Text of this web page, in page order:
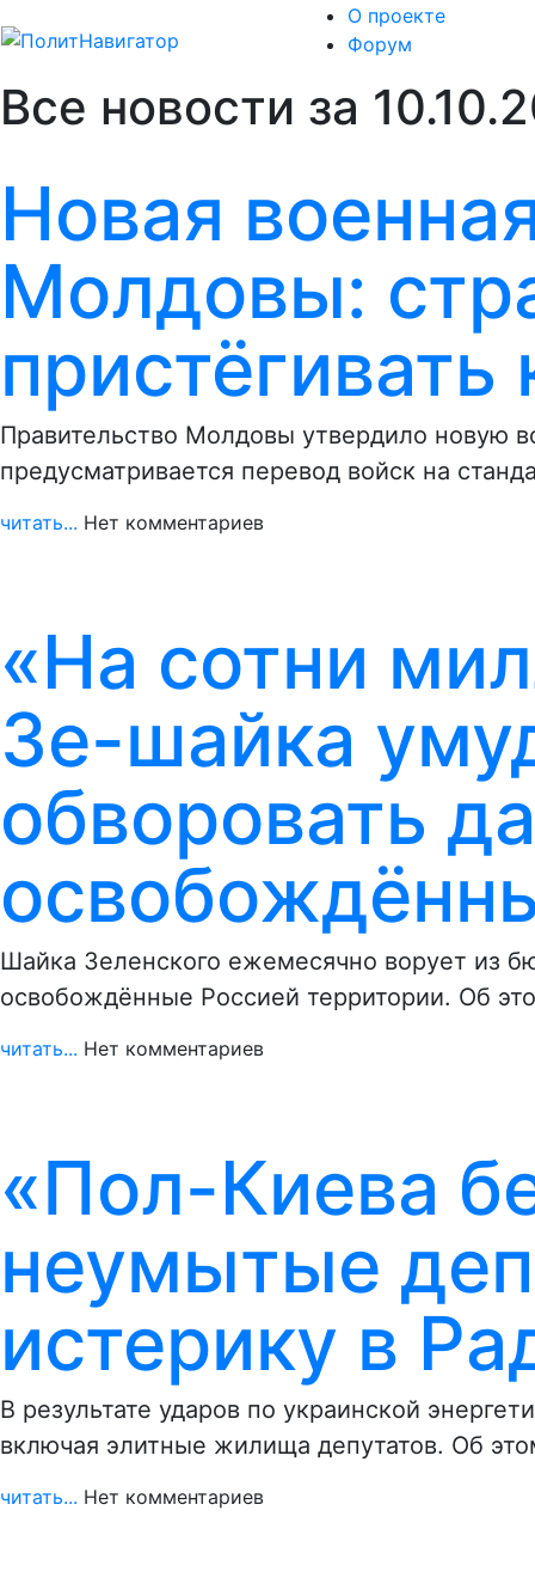
О проекте
Форум
Все новости за
Новая
Молдовы:
Правительство Молдовы утвердило новую
предусматривается перевод войск на
читать... Нет комментариев
«На сотни
Зе-шайка
обворовать
Шайка Зеленского ежемесячно ворует из
освобождённые Россией территории. Об
читать... Нет комментариев
«Пол-Киева
неумытые
истерику в
В результате ударов по украинской
включая элитные жилища депутатов. Об
читать... Нет комментариев